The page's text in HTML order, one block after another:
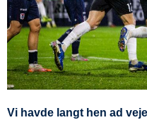
Vi havde langt hen ad